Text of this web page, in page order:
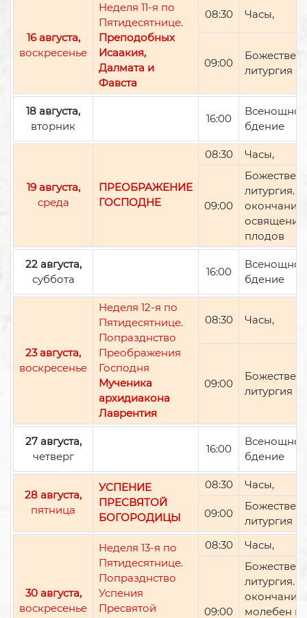
16 августа,
воскресенье
Неделя 11-я по
Пятидесятнице.
Преподобных
Исаакия,
Далмата и
Фавста
08:30 Часы,
09:00
литургия
18 августа,
вторник
16:00
Всенощное
бдение
19 августа,
среда
ПРЕОБРАЖЕНИЕ
ГОСПОДНЕ
08:30 Часы,
09:00
литургия.
окончании
освящение
плодов
22 августа,
суббота
16:00
Всенощное
бдение
23 августа,
воскресенье
Неделя 12-я по
Пятидесятнице.
Попразднство
Преображения
Господня
Мученика
архидиакона
Лаврентия
08:30 Часы,
09:00
литургия
27 августа,
четверг
16:00
Всенощное
бдение
28 августа,
пятница
УСПЕНИЕ
ПРЕСВЯТОЙ
БОГОРОДИЦЫ
08:30 Часы,
09:00
литургия
30 августа,
воскресенье
Неделя 13-я по
Пятидесятнице.
Попразднство
Успения
Пресвятой
08:30 Часы,
09:00
литургия.
окончании
молебен